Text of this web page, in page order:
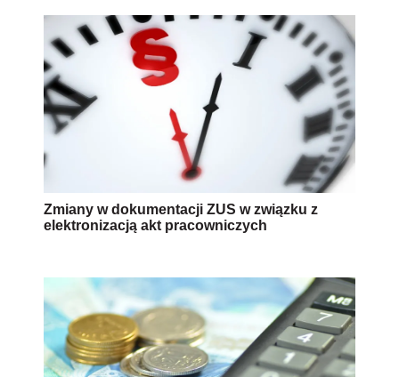
Zmiany w dokumentacji ZUS w związku z
elektronizacją akt pracowniczych